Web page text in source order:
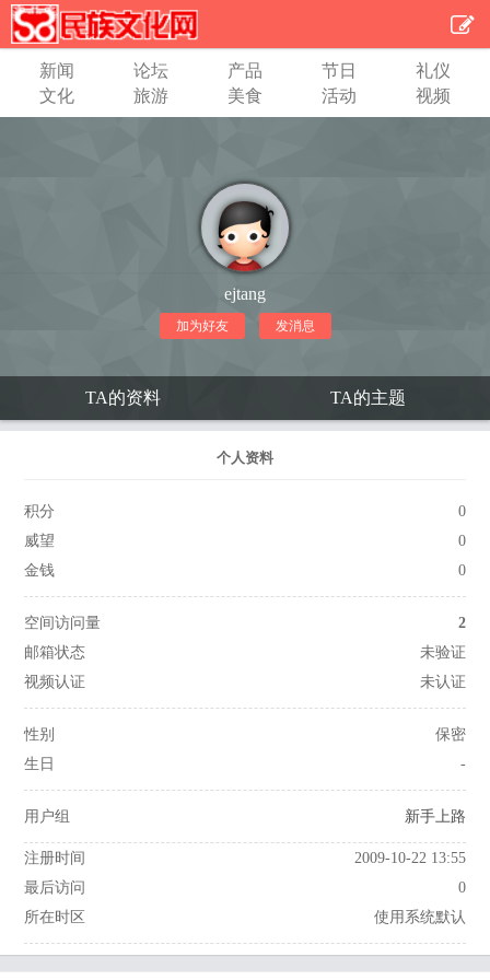
新闻 论坛 产品 节日
礼仪
文化
旅游 美食 活动 视频
ejtang
加为好友 发消息
TA的资料 TA的主题
个人资料
积分
0
威望
0
金钱
0
空间访问量
2
邮箱状态
未验证
视频认证
未认证
性别
保密
生日
-
用户组 新手上路
注册时间
2009-10-22 13:55
最后访问
0
所在时区
使用系统默认